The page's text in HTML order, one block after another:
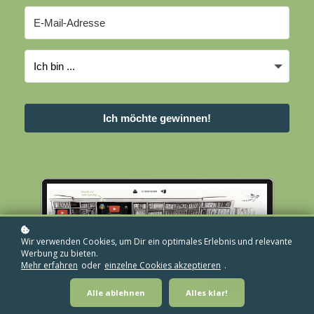
Ich möchte gewinnen!
Wir verwenden Cookies, um Dir ein optimales Erlebnis und relevante
Werbung zu bieten.
Mehr erfahren oder einzelne Cookies akzeptieren .
Alle ablehnen Alles klar!